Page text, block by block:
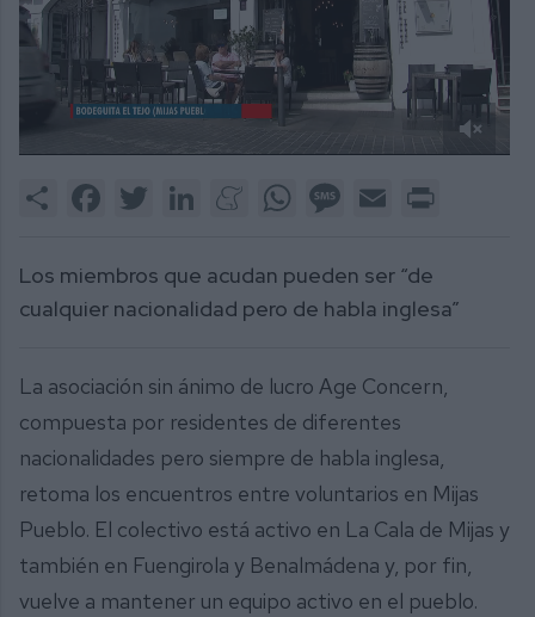
1
Share FacebookTwitter LinkedInMeneameWhatsAppMessage
Email
Los miembros que acudan pueden ser “de
cualquier nacionalidad pero de habla inglesa”
La asociación sin ánimo de lucro Age Concern,
compuesta por residentes de diferentes
nacionalidades pero siempre de habla inglesa,
retoma los encuentros entre voluntarios en Mijas
Pueblo. El colectivo está activo en La Cala de Mijas y
también en Fuengirola y Benalmádena y, por fin,
vuelve a mantener un equipo activo en el pueblo.